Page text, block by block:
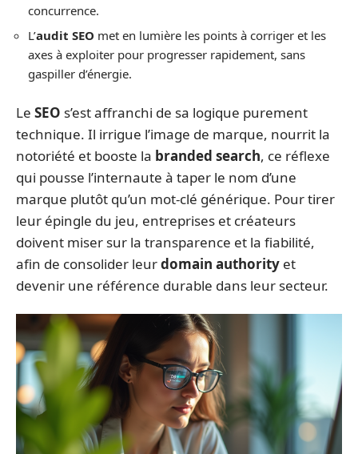
concurrence.
L’audit SEO met en lumière les points à corriger et les
axes à exploiter pour progresser rapidement, sans
gaspiller d’énergie.
Le SEO s’est affranchi de sa logique purement
technique. Il irrigue l’image de marque, nourrit la
notoriété et booste la branded search, ce réflexe
qui pousse l’internaute à taper le nom d’une
marque plutôt qu’un mot-clé générique. Pour tirer
leur épingle du jeu, entreprises et créateurs
doivent miser sur la transparence et la fiabilité,
afin de consolider leurdomain authority et
devenir une référence durable dans leur secteur.